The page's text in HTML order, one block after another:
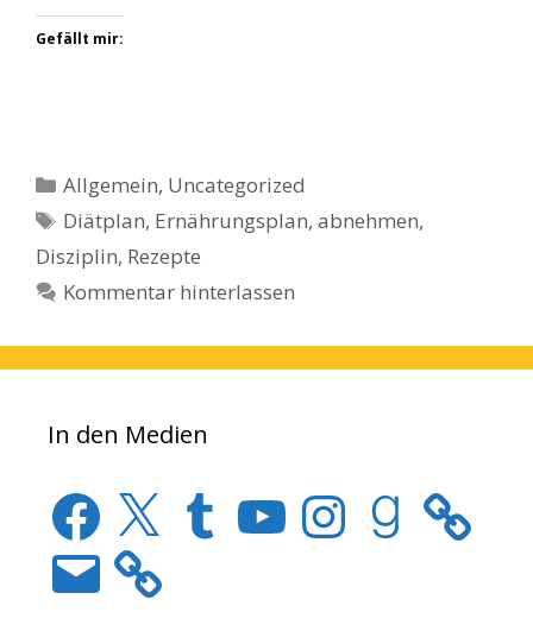
Gefällt mir:
Kategorien
Allgemein, Uncategorized
Schlagwörter
Diätplan, Ernährungsplan,abnehmen,
Disziplin, Rezepte
Kommentar hinterlassen
In den Medien
Facebook
X TumblrYouTubeInstagramGoodreads
E-
Mail